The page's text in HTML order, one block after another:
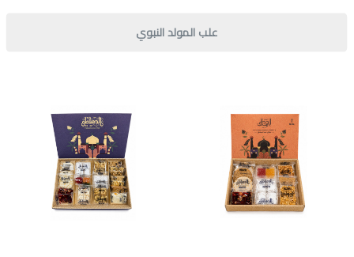
علب المولد النبوي